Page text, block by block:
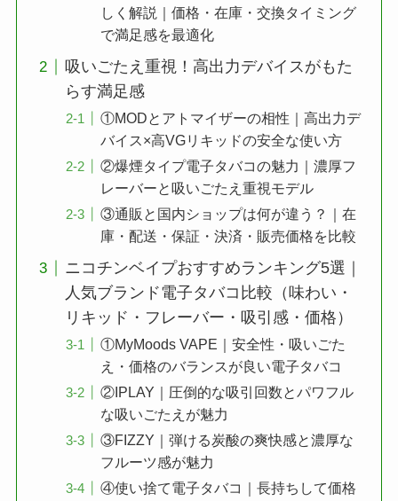
しく解説｜価格・在庫・交換タイミング
で満足感を最適化
吸いごたえ重視！高出力デバイスがもた
らす満足感
①MODとアトマイザーの相性｜高出力デ
バイス×高VGリキッドの安全な使い方
②爆煙タイプ電子タバコの魅力｜濃厚フ
レーバーと吸いごたえ重視モデル
③通販と国内ショップは何が違う？｜在
庫・配送・保証・決済・販売価格を比較
ニコチンベイプおすすめランキング5選｜
人気ブランド電子タバコ比較（味わい・
リキッド・フレーバー・吸引感・価格）
①MyMoods VAPE｜安全性・吸いごた
え・価格のバランスが良い電子タバコ
②IPLAY｜圧倒的な吸引回数とパワフル
な吸いごたえが魅力
③FIZZY｜弾ける炭酸の爽快感と濃厚な
フルーツ感が魅力
④使い捨て電子タバコ｜長持ちして価格